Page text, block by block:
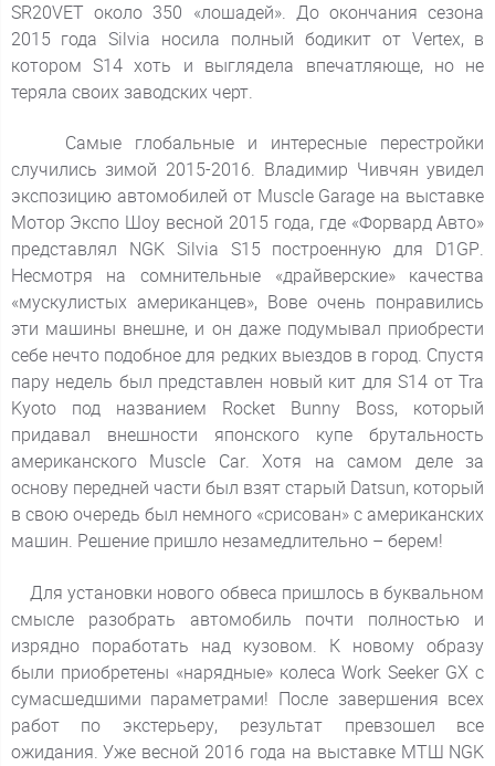
SR20VET около 350 «лошадей». До окончания сезона
2015 года Silvia носила полный бодикит от Vertex, в
котором S14 хоть и выглядела впечатляюще, но не
теряла своих заводских черт.
Самые глобальные и интересные перестройки
случились зимой 2015-2016. Владимир Чивчян увидел
экспозицию автомобилей от Muscle Garage на выставке
Мотор Экспо Шоу весной 2015 года, где «Форвард Авто»
представлял NGK Silvia S15 построенную для D1GP.
Несмотря на сомнительные «драйверские» качества
«мускулистых американцев», Вове очень понравились
эти машины внешне, и он даже подумывал приобрести
себе нечто подобное для редких выездов в город. Спустя
пару недель был представлен новый кит для S14 от Tra
Kyoto под названием Rocket Bunny Boss, который
придавал внешности японского купе брутальность
американского Muscle Car. Хотя на самом деле за
основу передней части был взят старый Datsun, который
в свою очередь был немного «срисован» с американских
машин. Решение пришло незамедлительно – берем!
Для установки нового обвеса пришлось в буквальном
смысле разобрать автомобиль почти полностью и
изрядно поработать над кузовом. К новому образу
были приобретены «нарядные» колеса Work Seeker GX с
сумасшедшими параметрами! После завершения всех
работ по экстерьеру, результат превзошел все
ожидания. Уже весной 2016 года на выставке МТШ NGK